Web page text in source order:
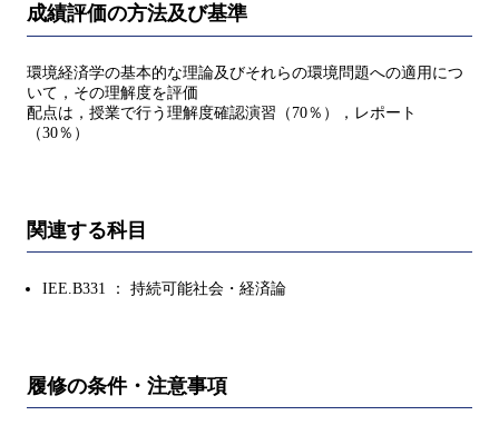
成績評価の方法及び基準
環境経済学の基本的な理論及びそれらの環境問題への適用につ
いて，その理解度を評価
配点は，授業で行う理解度確認演習（70％），レポート
（30％）
関連する科目
IEE.B331 ： 持続可能社会・経済論
履修の条件・注意事項